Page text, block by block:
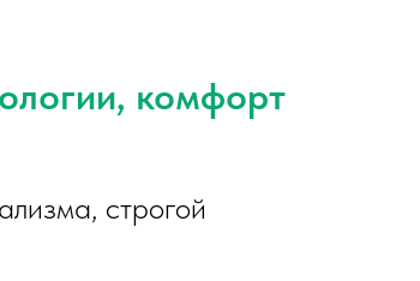
комфорт
строгой